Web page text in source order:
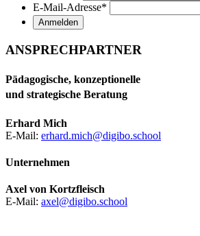
E-Mail-Adresse*
ANSPRECHPARTNER
Pädagogische, konzeptionelle
und strategische Beratung
Erhard Mich
E-Mail: erhard.mich@digibo.school
Unternehmen
Axel von Kortzfleisch
E-Mail: axel@digibo.school